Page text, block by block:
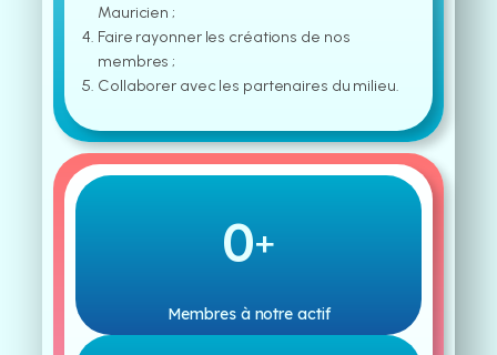
Mauricien ;
Faire rayonner les créations de nos
membres ;
Collaborer avec les partenaires du milieu.
0+
Membres à notre actif